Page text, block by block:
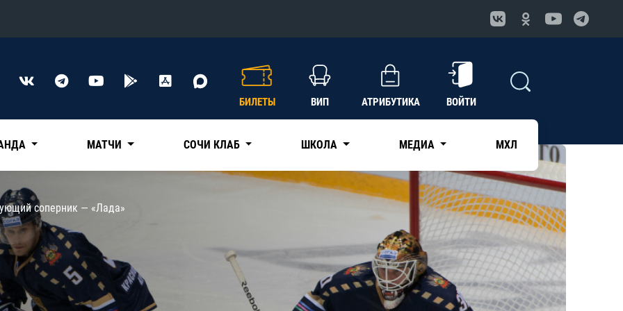
Конференция «Восток»
Трактор
Дивизион Чернышева
Авангард
КХЛ
БИЛЕТЫ ВИП АТРИБУТИКА ВОЙТИ
МАТЧИ СОЧИ КЛАБ ШКОЛА МЕДИА МХЛ
соперник — «Лада»